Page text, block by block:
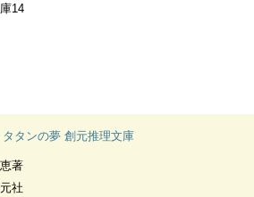
14
タタンの夢 創元推理文庫
著
社